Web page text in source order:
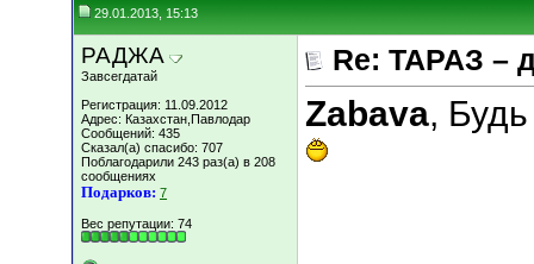
29.01.2013, 15:13
РАДЖА
Завсегдатай
Регистрация: 11.09.2012
Адрес: Казахстан,Павлодар
Сообщений: 435
Сказал(а) спасибо: 707
Поблагодарили 243 раз(а) в 208
сообщениях
Подарков: 7
Вес репутации: 74
Re: ТАРАЗ –
Zabava,